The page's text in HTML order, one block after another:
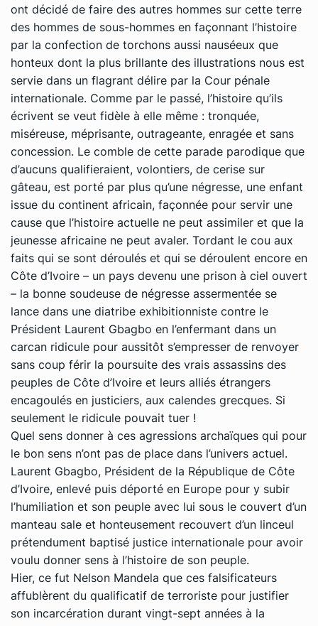
ont décidé de faire des autres hommes sur cette terre
des hommes de sous-hommes en façonnant l’histoire
par la confection de torchons aussi nauséeux que
honteux dont la plus brillante des illustrations nous est
servie dans un flagrant délire par la Cour pénale
internationale. Comme par le passé, l’histoire qu’ils
écrivent se veut fidèle à elle même : tronquée,
miséreuse, méprisante, outrageante, enragée et sans
concession. Le comble de cette parade parodique que
d’aucuns qualifieraient, volontiers, de cerise sur
gâteau, est porté par plus qu’une négresse, une enfant
issue du continent africain, façonnée pour servir une
cause que l’histoire actuelle ne peut assimiler et que la
jeunesse africaine ne peut avaler. Tordant le cou aux
faits qui se sont déroulés et qui se déroulent encore en
Côte d’Ivoire – un pays devenu une prison à ciel ouvert
– la bonne soudeuse de négresse assermentée se
lance dans une diatribe exhibitionniste contre le
Président Laurent Gbagbo en l’enfermant dans un
carcan ridicule pour aussitôt s’empresser de renvoyer
sans coup férir la poursuite des vrais assassins des
peuples de Côte d’Ivoire et leurs alliés étrangers
encagoulés en justiciers, aux calendes grecques. Si
seulement le ridicule pouvait tuer !
Quel sens donner à ces agressions archaïques qui pour
le bon sens n’ont pas de place dans l’univers actuel.
Laurent Gbagbo, Président de la République de Côte
d’Ivoire, enlevé puis déporté en Europe pour y subir
l’humiliation et son peuple avec lui sous le couvert d’un
manteau sale et honteusement recouvert d’un linceul
prétendument baptisé justice internationale pour avoir
voulu donner sens à l’histoire de son peuple.
Hier, ce fut Nelson Mandela que ces falsificateurs
affublèrent du qualificatif de terroriste pour justifier
son incarcération durant vingt-sept années à la